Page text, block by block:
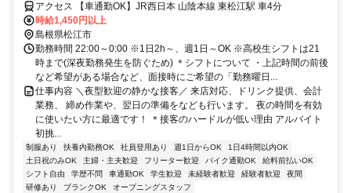
アクセス 【車通勤OK】JR西日本 山陰本線 東松江駅 車4分
時給1,450円以上
島根県松江市
勤務時間 22:00～0:00 ※1日2h～、週1日～OK ※高校生シフトは21
時まで(深夜勤務発生を防ぐため) ＊シフトについて ・上記時間の前後
など希望がある場合など、面接時にご希望の「勤務曜日...
仕事内容 ＼夜型歓迎の静かな接客／ 来店対応、ドリンク提供、会計
業務、 締め作業や、翌日の準備をなども行います。 夜の時間を有効
に使いたい方に最適です！ ＊接客のハードルが低い理由 アルバイト
初挑...
制服あり 扶養内勤務OK 社員登用あり 週1日からOK
1日4時間以内OK
土日祝のみOK
主婦・主夫歓迎 フリーター歓迎 バイク通勤OK
給料前払いOK
シフト自由
学歴不問 車通勤OK 学生歓迎 未経験者歓迎 経験者歓迎
夜間
研修あり
ブランクOK オープニングスタッフ